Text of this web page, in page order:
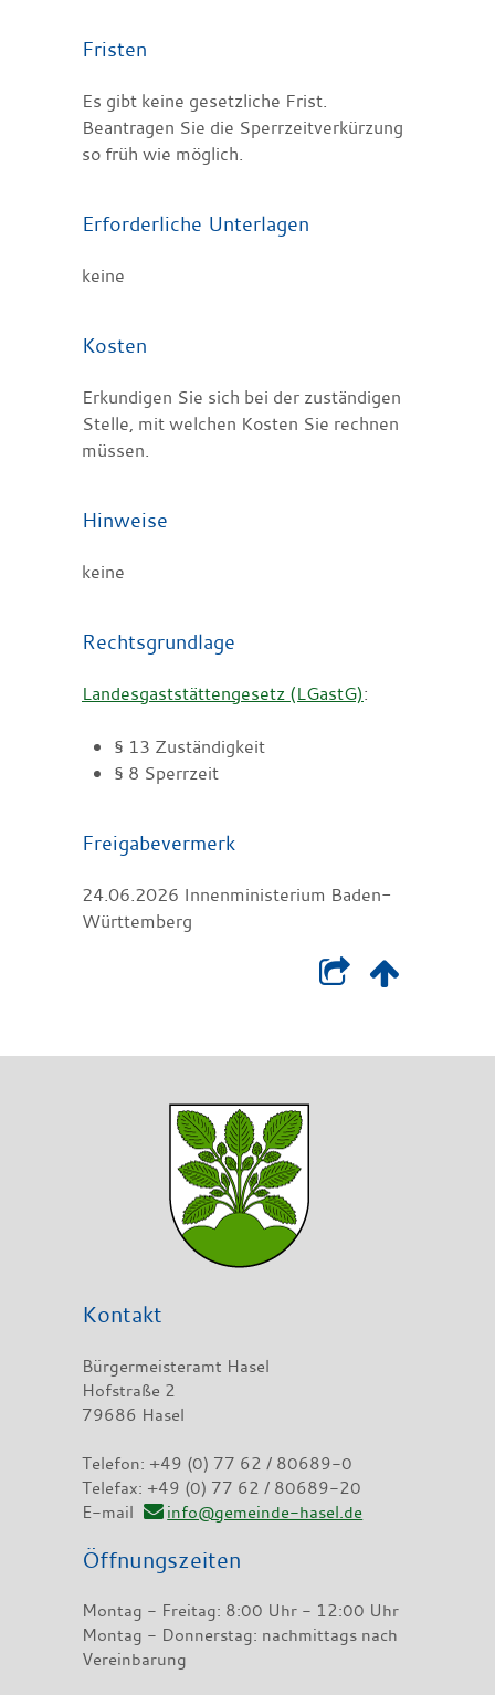
Fristen
Es gibt keine gesetzliche Frist.
Beantragen Sie die Sperrzeitverkürzung
so früh wie möglich.
Erforderliche Unterlagen
keine
Kosten
Erkundigen Sie sich bei der zuständigen
Stelle, mit welchen Kosten Sie rechnen
müssen.
Hinweise
keine
Rechtsgrundlage
Landesgaststättengesetz (LGastG):
§ 13 Zuständigkeit
§ 8 Sperrzeit
Freigabevermerk
24.06.2026 Innenministerium Baden-
Württemberg
Kontakt
Bürgermeisteramt Hasel
Hofstraße 2
79686 Hasel
Telefon: +49 (0) 77 62 / 80689-0
Telefax: +49 (0) 77 62 / 80689-20
E-mail
info@gemeinde-hasel.de
Öffnungszeiten
Montag - Freitag: 8:00 Uhr - 12:00 Uhr
Montag - Donnerstag: nachmittags nach
Vereinbarung